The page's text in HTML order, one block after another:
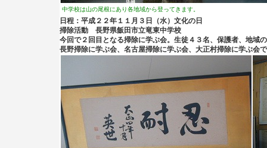
中学校は山の尾根にあり各地域から登ってきます。
日程：平成２２年１１月３日（水）文化の日
掃除活動 長野県飯田市立竜東中学校
今回で２回目となる掃除に学ぶ会。生徒４３名、保護者、地域
長野掃除に学ぶ会、名古屋掃除に学ぶ会、大正村掃除に学ぶ会